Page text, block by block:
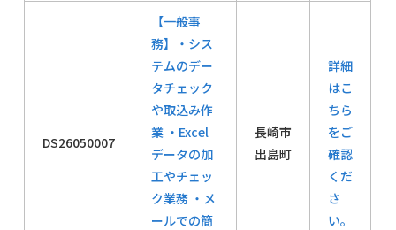
DS26050007
【一般事
務】・シス
テムのデー
タチェック
や取込み作
業 ・Excel
データの加
工やチェッ
ク業務 ・メ
ールでの簡
長崎市
出島町
詳細
はこ
ちら
をご
確認
くだ
さ
い。